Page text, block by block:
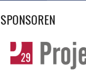
SPONSOREN